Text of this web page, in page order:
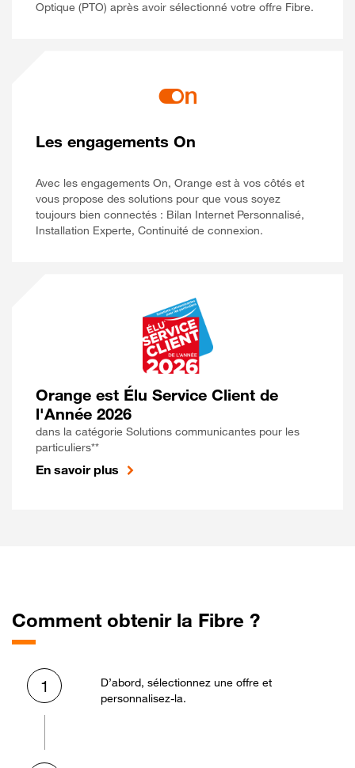
Optique (PTO) après avoir sélectionné votre offre Fibre.
Les engagements On
Avec les engagements On, Orange est à vos côtés et
vous propose des solutions pour que vous soyez
toujours bien connectés : Bilan Internet Personnalisé,
Installation Experte, Continuité de connexion.
Orange est Élu Service Client de
l'Année 2026
dans la catégorie Solutions communicantes pour les
particuliers**
En savoir plus
Comment obtenir la Fibre ?
1
D’abord, sélectionnez une offre et
personnalisez-la.